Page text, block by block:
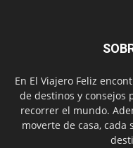
En El Viajero Feliz
de destinos y consejos
recorrer el mundo.
moverte de casa,